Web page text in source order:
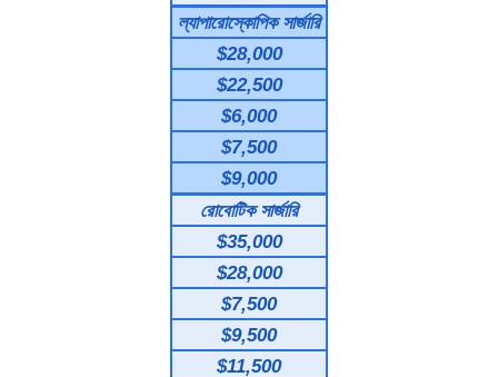
ল্যাপারোস্কোপিক সার্জারি
$28,000
$22,500
$6,000
$7,500
$9,000
রোবোটিক সার্জারি
$35,000
$28,000
$7,500
$9,500
$11,500